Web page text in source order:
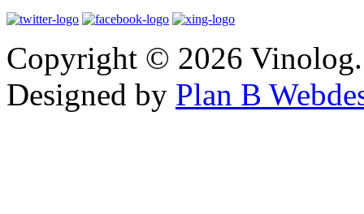
Copyright © 2026
Designed by Plan B